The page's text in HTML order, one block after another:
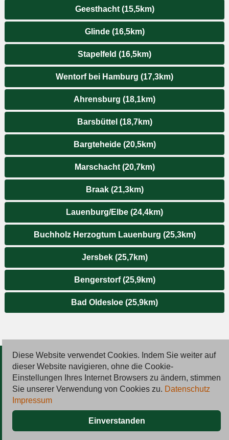
Geesthacht (15,5km)
Glinde (16,5km)
Stapelfeld (16,5km)
Wentorf bei Hamburg (17,3km)
Ahrensburg (18,1km)
Barsbüttel (18,7km)
Bargteheide (20,5km)
Marschacht (20,7km)
Braak (21,3km)
Lauenburg/Elbe (24,4km)
Buchholz Herzogtum Lauenburg (25,3km)
Jersbek (25,7km)
Bengerstorf (25,9km)
Bad Oldesloe (25,9km)
© 2026 Deutsche Jobmarkt GmbH
Inserieren
Kontakt
AGB
Diese Website verwendet Cookies. Indem Sie weiter auf
dieser Website navigieren, ohne die Cookie-
Einstellungen Ihres Internet Browsers zu ändern, stimmen
Sie unserer Verwendung von Cookies zu. Datenschutz
Impressum
Einverstanden